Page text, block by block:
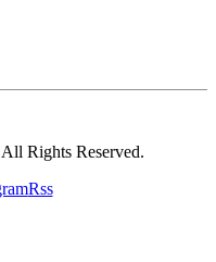
Rights Reserved.
Rss